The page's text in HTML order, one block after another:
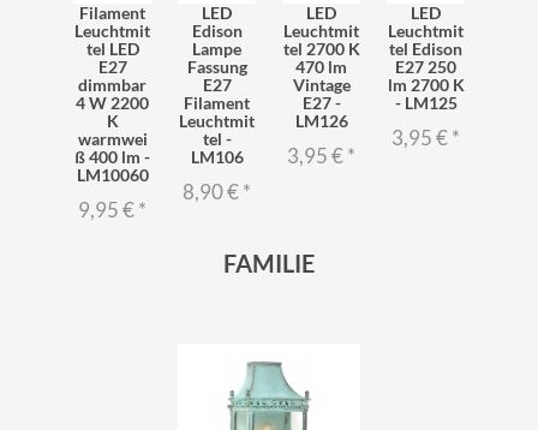
Filament
Leuchtmit
tel LED
E27
dimmbar
4 W 2200
K
warmwei
ß 400 lm -
LM10060
9,95 €*
LED
Edison
Lampe
Fassung
E27
Filament
Leuchtmit
tel -
LM106
8,90 €*
LED
Leuchtmit
tel 2700 K
470 lm
Vintage
E27 -
LM126
3,95 €*
LED
Leuchtmit
tel Edison
E27 250
lm 2700 K
- LM125
3,95 €*
FAMILIE